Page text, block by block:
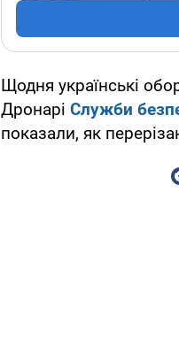
Щодня українські
Дронарі Служби
показали, як